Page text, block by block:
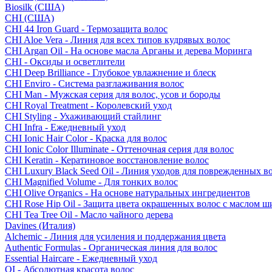
Biosilk (США)
CHI (США)
CHI 44 Iron Guard - Термозащита волос
CHI Aloe Vera - Линия для всех типов кудрявых волос
CHI Argan Oil - На основе масла Арганы и дерева Моринга
CHI - Оксиды и осветлители
CHI Deep Brilliance - Глубокое увлажнение и блеск
CHI Enviro - Система разглаживания волос
CHI Man - Мужская серия для волос, усов и бороды
CHI Royal Treatment - Королевский уход
CHI Styling - Ухаживающий стайлинг
CHI Infra - Ежедневный уход
CHI Ionic Hair Color - Краска для волос
CHI Ionic Color Illuminate - Оттеночная серия для волос
CHI Keratin - Кератиновое восстановление волос
CHI Luxury Black Seed Oil - Линия уходов для поврежденных
CHI Magnified Volume - Для тонких волос
CHI Olive Organics - На основе натуральных ингредиентов
CHI Rose Hip Oil - Защита цвета окрашенных волос с маслом
CHI Tea Tree Oil - Масло чайного дерева
Davines (Италия)
Alchemic - Линия для усиления и поддержания цвета
Authentic Formulas - Органическая линия для волос
Essential Haircare - Eжедневный уход
OI - Абсолютная красота волос